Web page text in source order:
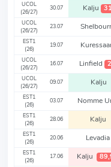
UCOL
(26/27)
30.07 Kalju 31
UCOL
(26/27)
23.07
EST1
(26)
19.07
UCOL
(26/27)
16.07 Linfield
UCOL
(26/27)
09.07 Kalju
EST1
(26)
03.07 Nomme
EST1
(26)
28.06 Kalju
EST1
(26)
20.06 Levadia
EST1
(26)
17.06 Kalju